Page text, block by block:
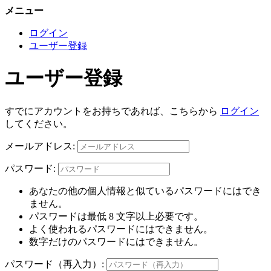
メニュー
ログイン
ユーザー登録
ユーザー登録
すでにアカウントをお持ちであれば、こちらから ログイン
してください。
メールアドレス:
パスワード:
あなたの他の個人情報と似ているパスワードにはでき
ません。
パスワードは最低 8 文字以上必要です。
よく使われるパスワードにはできません。
数字だけのパスワードにはできません。
パスワード（再入力）: